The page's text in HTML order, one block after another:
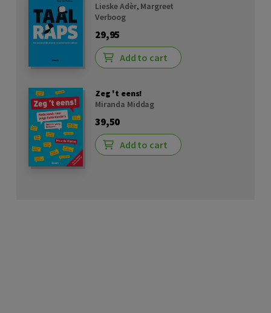
Lieske Adèr, Margreet
Verboog
29,95
Add to cart
Zeg 't eens!
Miranda Middag
39,50
Add to cart